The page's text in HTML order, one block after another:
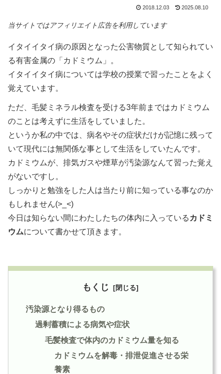
2018.12.03 2025.08.10
当サイトではアフィリエイト広告を利用しています
イタイイタイ病の原因となった公害物質として知られてい
る有害金属の「カドミウム」。
イタイイタイ病については学校の授業で習ったことをよく
覚えています。
ただ、毛髪ミネラル検査を受ける3年前まではカドミウム
のことは考えずに生活をしていました。
というか私の中では、病名やその症状だけが記憶に残って
いて現代には無関係な事として生活をしていたんです。
カドミウムが、排気ガスや煙草が汚染源なんて習った覚え
がないですし。
しっかりと勉強をした人は当たり前に知っている事なのか
もしれません(>_<)
今日は知らない間にわたしたちの体内に入っている カドミ
ウムについて書かせて頂きます。
もくじ
汚染源となり得るもの
過剰蓄積による病気や症状
毛髪検査で体内のカドミウム量を知る
カドミウムを解毒・排泄促進させる栄
養素